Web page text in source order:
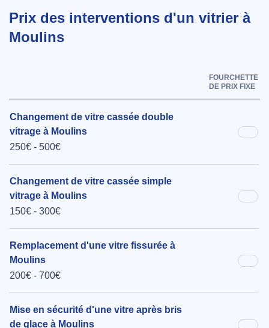
Prix des interventions d'un vitrier à
Moulins
FOURCHETTE
DE PRIX FIXE
Changement de vitre cassée double
vitrage à Moulins
250€ - 500€
Changement de vitre cassée simple
vitrage à Moulins
150€ - 300€
Remplacement d'une vitre fissurée à
Moulins
200€ - 700€
Mise en sécurité d'une vitre après bris
de glace à Moulins